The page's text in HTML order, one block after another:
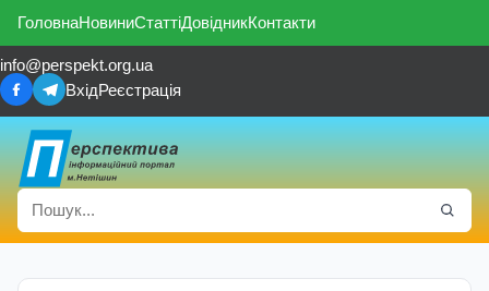
ГоловнаНовиниСтаттіДовідникКонтакти
info@perspekt.org.ua
ВхідРеєстрація